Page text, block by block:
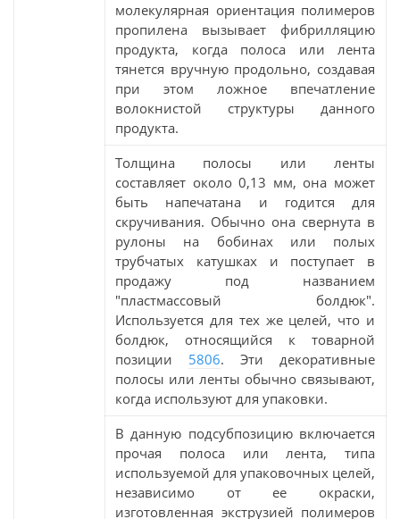
молекулярная ориентация полимеров
пропилена вызывает фибрилляцию
продукта, когда полоса или лента
тянется вручную продольно, создавая
при этом ложное впечатление
волокнистой структуры данного
продукта.
Толщина полосы или ленты
составляет около 0,13 мм, она может
быть напечатана и годится для
скручивания. Обычно она свернута в
рулоны на бобинах или полых
трубчатых катушках и поступает в
продажу под названием
"пластмассовый болдюк".
Используется для тех же целей, что и
болдюк, относящийся к товарной
позиции 5806. Эти декоративные
полосы или ленты обычно связывают,
когда используют для упаковки.
В данную подсубпозицию включается
прочая полоса или лента, типа
используемой для упаковочных целей,
независимо от ее окраски,
изготовленная экструзией полимеров